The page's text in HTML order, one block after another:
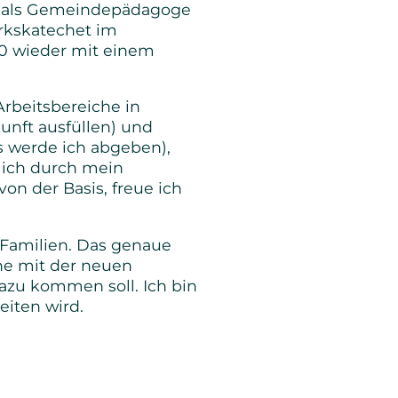
Gemeindepädagoge
im
wieder mit einem
in
ausfüllen) und
ich abgeben),
durch mein
der Basis, freue ich
Das genaue
mit der neuen
kommen soll. Ich bin
wird.